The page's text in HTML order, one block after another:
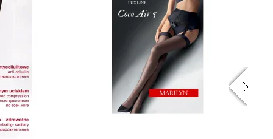
11.16 EUR